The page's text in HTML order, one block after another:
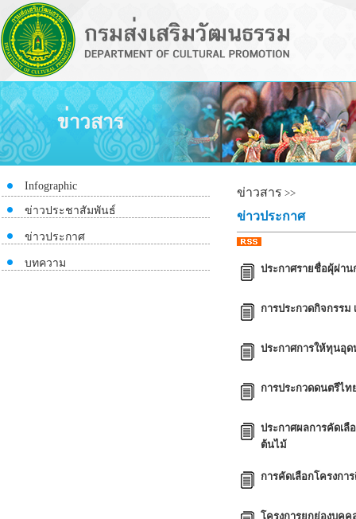
Infographic
ข่าวประชาสัมพันธ์
ข่าวประกาศ
บทความ
ข่าวสาร >>
ข่าวประกาศ
ประกาศรายชื่อผุ้ผ่า
การประกวดกิจกรรม
ประกาศการให้ทุนอุ
การประกวดดนตรีไ
ประกาศผลการคัดเ
ต้นไม้
การคัดเลือกโครงก
โครงการยกย่องบุคค